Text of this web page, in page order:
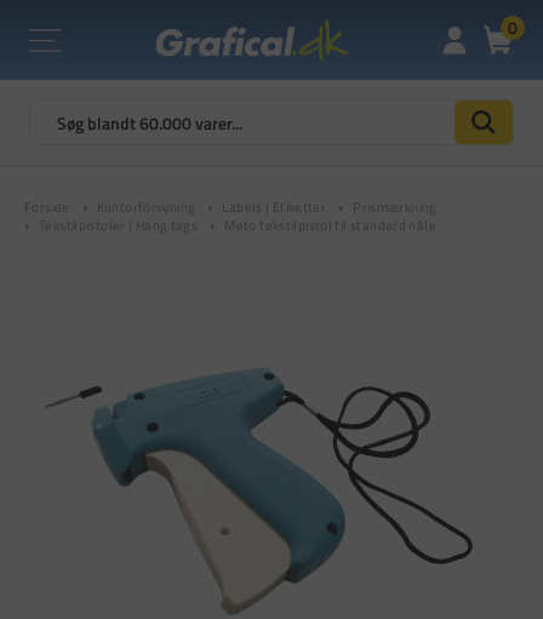
0
Forside Kontorforsyning Labels | Etiketter
Prismærkning
Tekstilpistoler | Hang tags
Meto tekstilpistol til standard nåle